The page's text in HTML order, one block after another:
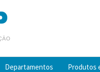
Departamentos Produtos